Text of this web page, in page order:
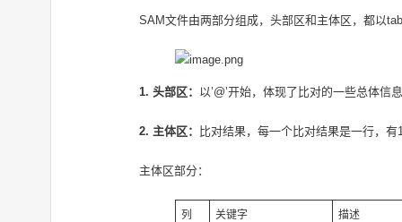
SAM文件由两部分组成，头部区和主体区，都以
1. 头部区： 以’@’开始，体现了比对的一些总体
2. 主体区： 比对结果，每一个比对结果是一行，
主体区部分：
列 关键字 描述